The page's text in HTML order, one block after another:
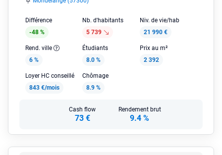
Différence
-48 %
Nb. d'habitants
5 739
Niv. de vie/hab
21 990 €
Rend. ville
6 %
Étudiants
8.0 %
Prix au m²
2 392
Loyer HC conseillé
843 €/mois
Chômage
8.9 %
Cash flow
73 €
Rendement brut
9.4 %